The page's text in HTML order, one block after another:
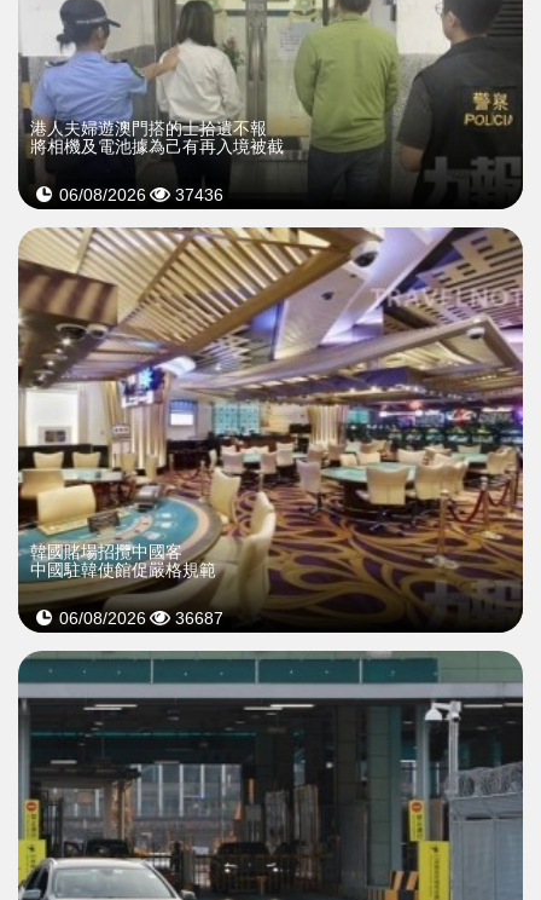
​港人夫婦遊澳門搭的士拾遺不報
將相機及電池據為己有再入境被截
06/08/2026 37436
韓國賭場招攬中國客
中國駐韓使館促嚴格規範
06/08/2026 36687